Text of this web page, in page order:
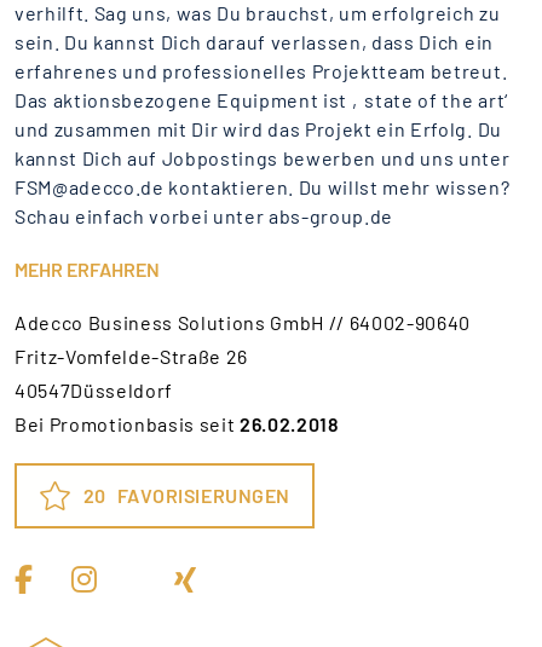
verhilft. Sag uns, was Du brauchst, um erfolgreich zu
sein. Du kannst Dich darauf verlassen, dass Dich ein
erfahrenes und professionelles Projektteam betreut.
Das aktionsbezogene Equipment ist ‚state of the art‘
und zusammen mit Dir wird das Projekt ein Erfolg. Du
kannst Dich auf Jobpostings bewerben und uns unter
FSM@adecco.de kontaktieren. Du willst mehr wissen?
Schau einfach vorbei unter abs-group.de
MEHR ERFAHREN
Adecco Business Solutions GmbH // 64002-90640
Fritz-Vomfelde-Straße 26
40547Düsseldorf
Bei Promotionbasis seit26.02.2018
20 FAVORISIERUNGEN